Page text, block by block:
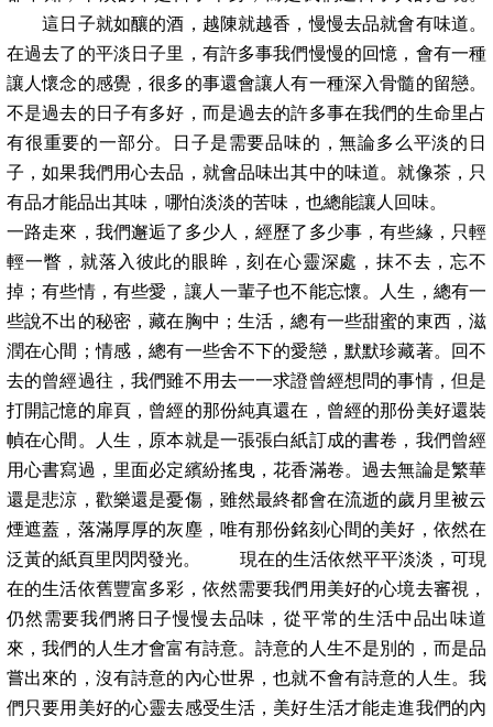
這日子就如釀的酒，越陳就越香，慢慢去品就會有味道。
在過去了的平淡日子里，有許多事我們慢慢的回憶，會有一種
讓人懷念的感覺，很多的事還會讓人有一種深入骨髓的留戀。
不是過去的日子有多好，而是過去的許多事在我們的生命里占
有很重要的一部分。日子是需要品味的，無論多么平淡的日
子，如果我們用心去品，就會品味出其中的味道。就像茶，只
有品才能品出其味，哪怕淡淡的苦味，也總能讓人回味。
一路走來，我們邂逅了多少人，經歷了多少事，有些緣，只輕
輕一瞥，就落入彼此的眼眸，刻在心靈深處，抹不去，忘不
掉；有些情，有些愛，讓人一輩子也不能忘懷。人生，總有一
些說不出的秘密，藏在胸中；生活，總有一些甜蜜的東西，滋
潤在心間；情感，總有一些舍不下的愛戀，默默珍藏著。回不
去的曾經過往，我們雖不用去一一求證曾經想問的事情，但是
打開記憶的扉頁，曾經的那份純真還在，曾經的那份美好還裝
幀在心間。人生，原本就是一張張白紙訂成的書卷，我們曾經
用心書寫過，里面必定繽紛搖曳，花香滿卷。過去無論是繁華
還是悲涼，歡樂還是憂傷，雖然最終都會在流逝的歲月里被云
煙遮蓋，落滿厚厚的灰塵，唯有那份銘刻心間的美好，依然在
泛黃的紙頁里閃閃發光。 現在的生活依然平平淡淡，可現
在的生活依舊豐富多彩，依然需要我們用美好的心境去審視，
仍然需要我們將日子慢慢去品味，從平常的生活中品出味道
來，我們的人生才會富有詩意。詩意的人生不是別的，而是品
嘗出來的，沒有詩意的內心世界，也就不會有詩意的人生。我
們只要用美好的心靈去感受生活，美好生活才能走進我們的內